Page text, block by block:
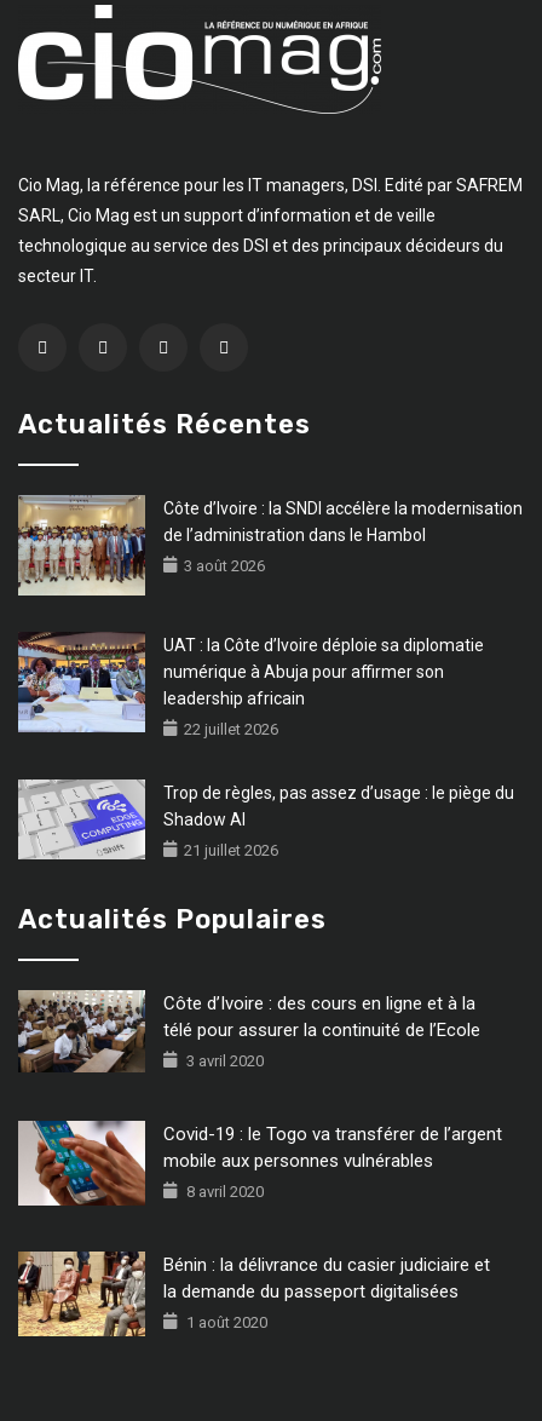
Cio Mag, la référence pour les IT managers, DSI. Edité par SAFREM
SARL, Cio Mag est un support d’information et de veille
technologique au service des DSI et des principaux décideurs du
secteur IT.
Actualités Récentes
Côte d’Ivoire : la SNDI accélère la modernisation
de l’administration dans le Hambol
3 août 2026
UAT : la Côte d’Ivoire déploie sa diplomatie
numérique à Abuja pour affirmer son
leadership africain
22 juillet 2026
Trop de règles, pas assez d’usage : le piège du
Shadow AI
21 juillet 2026
Actualités Populaires
Côte d’Ivoire : des cours en ligne et à la
télé pour assurer la continuité de l’Ecole
3 avril 2020
Covid-19 : le Togo va transférer de l’argent
mobile aux personnes vulnérables
8 avril 2020
Bénin : la délivrance du casier judiciaire et
la demande du passeport digitalisées
1 août 2020